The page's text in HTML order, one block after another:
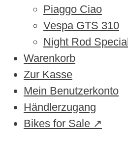
Piaggo Ciao
Vespa GTS 310
Night Rod Special
Warenkorb
Zur Kasse
Mein Benutzerkonto
Händlerzugang
Bikes for Sale ↗